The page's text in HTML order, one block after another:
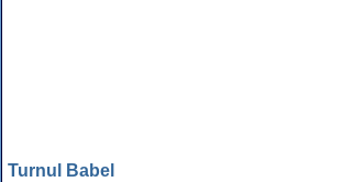
Turnul Babel